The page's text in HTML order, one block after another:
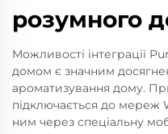
розумного
Можливості інтеграції
домом є значним
ароматизування дому.
підключається до мереж
ним через спеціальну